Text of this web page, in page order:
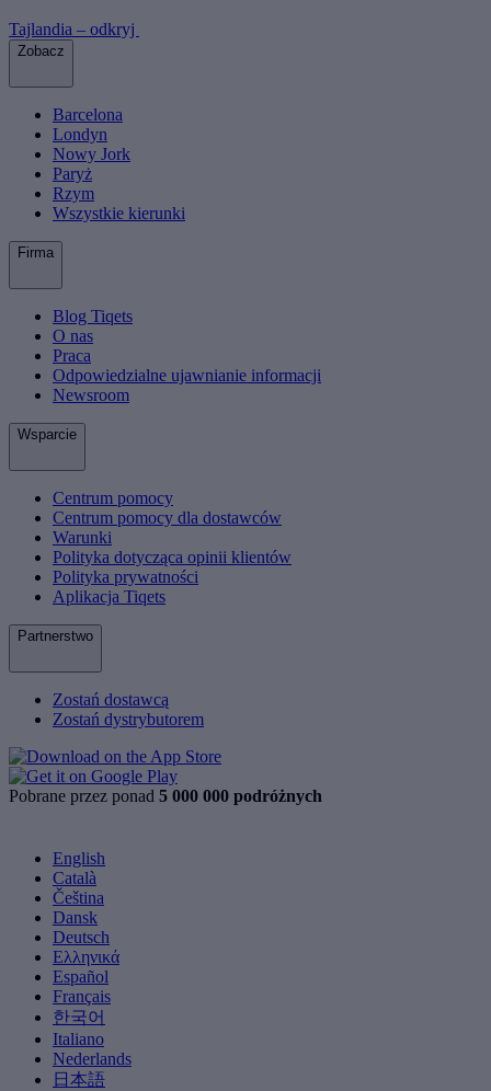
Tajlandia – odkryj
Zobacz
Barcelona
Londyn
Nowy Jork
Paryż
Rzym
Wszystkie kierunki
Firma
Blog Tiqets
O nas
Praca
Odpowiedzialne ujawnianie informacji
Newsroom
Wsparcie
Centrum pomocy
Centrum pomocy dla dostawców
Warunki
Polityka dotycząca opinii klientów
Polityka prywatności
Aplikacja Tiqets
Partnerstwo
Zostań dostawcą
Zostań dystrybutorem
Pobrane przez ponad 5 000 000 podróżnych
English
Català
Čeština
Dansk
Deutsch
Ελληνικά
Español
Français
한국어
Italiano
Nederlands
日本語